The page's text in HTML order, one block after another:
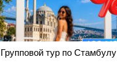
Групповой тур по Стамбулу